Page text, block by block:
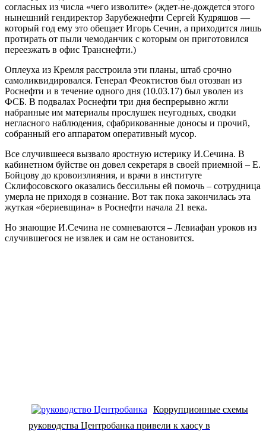
согласных из числа «чего изволите» (ждет-не-дождется этого
нынешний гендиректор Зарубежнефти Сергей Кудряшов —
который год ему это обещает Игорь Сечин, а приходится лишь
протирать от пыли чемоданчик с которым он приготовился
переезжать в офис Транснефти.)
Оплеуха из Кремля расстроила эти планы, штаб срочно
самоликвидировался. Генерал Феоктистов был отозван из
Роснефти и в течение одного дня (10.03.17) был уволен из
ФСБ. В подвалах Роснефти три дня беспрерывно жгли
набранные им материалы прослушек неугодных, сводки
негласного наблюдения, сфабрикованные доносы и прочий,
собранный его аппаратом оперативный мусор.
Все случившееся вызвало яростную истерику И.Сечина. В
кабинетном буйстве он довел секретаря в своей приемной – Е.
Бойцову до кровоизлияния, и врачи в институте
Склифосовского оказались бессильны ей помочь – сотрудница
умерла не приходя в сознание. Вот так пока закончилась эта
жуткая «бериевщина» в Роснефти начала 21 века.
Но знающие И.Сечина не сомневаются – Левиафан уроков из
случившегося не извлек и сам не остановится.
Коррупционные схемы
руководства Центробанка привели к хаосу в